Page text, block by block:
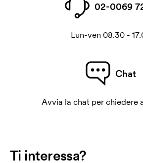
02-0069
Lun-ven 08.30 -
Chat
Avvia la chat per chiedere
Ti interessa?